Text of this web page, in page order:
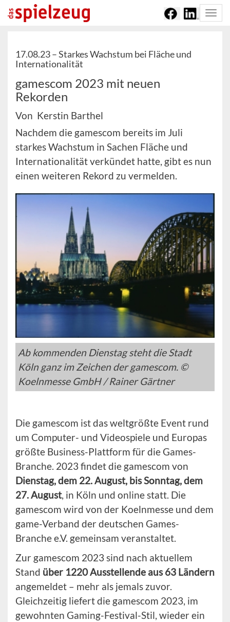
17.08.23 –Starkes Wachstum bei Fläche und
Internationalität
gamescom 2023 mit neuen
Rekorden
Von Kerstin Barthel
Nachdem die gamescom bereits im Juli
starkes Wachstum in Sachen Fläche und
Internationalität verkündet hatte, gibt es nun
einen weiteren Rekord zu vermelden.
Ab kommenden Dienstag steht die Stadt
Köln ganz im Zeichen der gamescom. ©
Koelnmesse GmbH / Rainer Gärtner
Die gamescom ist das weltgrößte Event rund
um Computer- und Videospiele und Europas
größte Business-Plattform für die Games-
Branche. 2023 findet die gamescom von
Dienstag, dem 22. August, bis Sonntag, dem
27. August, in Köln und online statt. Die
gamescom wird von der Koelnmesse und dem
game-Verband der deutschen Games-
Branche e.V. gemeinsam veranstaltet.
Zur gamescom 2023 sind nach aktuellem
Stand über 1220 Ausstellende aus 63 Ländern
angemeldet – mehr als jemals zuvor.
Gleichzeitig liefert die gamescom 2023, im
gewohnten Gaming-Festival-Stil, wieder ein